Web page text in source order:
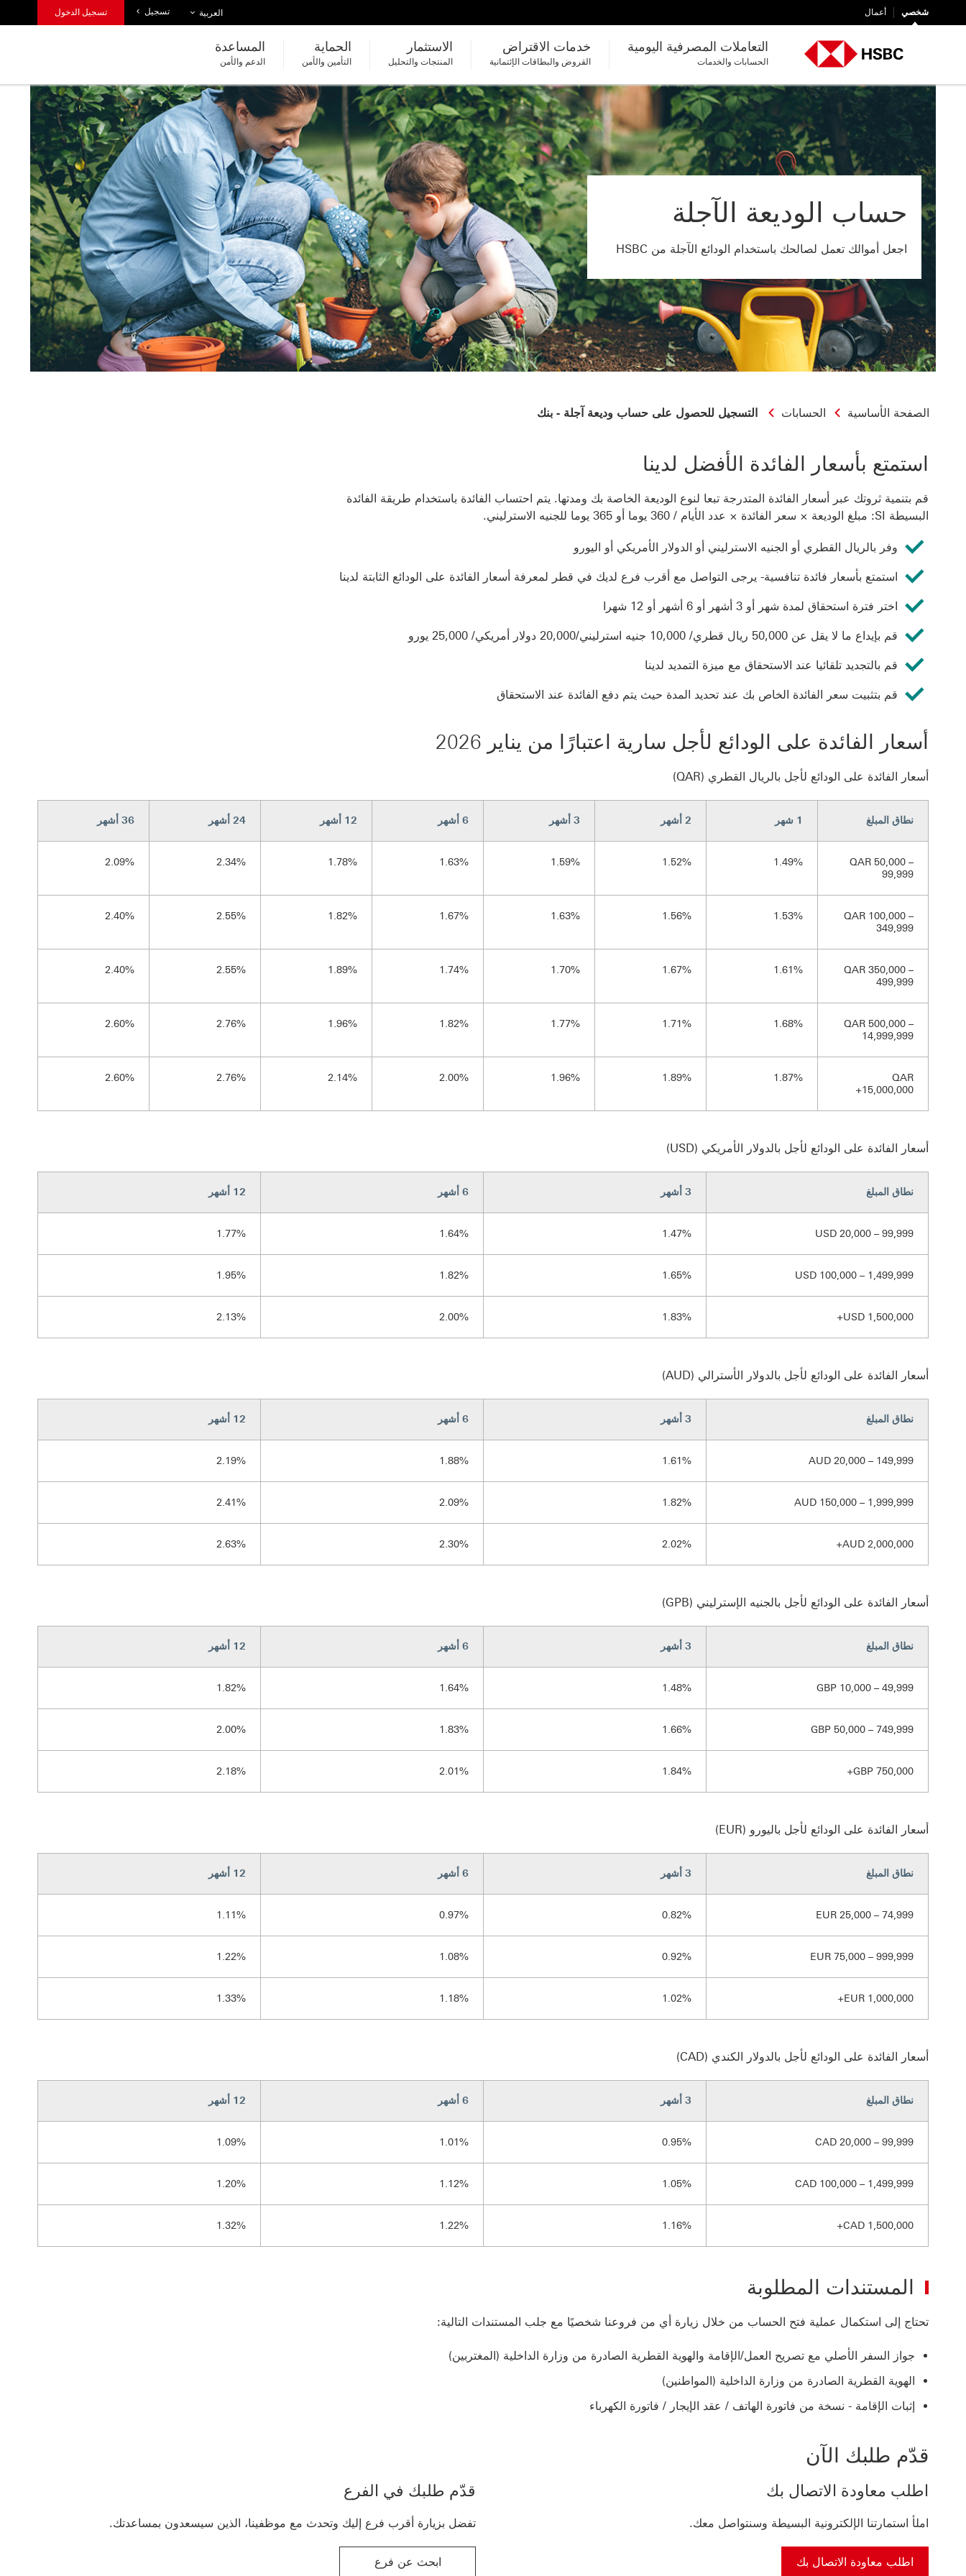
شخصي أعمال قائمة اللغات
العربية تسجيل تسجيل الدخول
التعاملات المصرفية اليومية
الحسابات والخدمات
خدمات الاقتراض
القروض والبطاقات الإئتمانية
الاستثمار
المنتجات والتحليل
الحماية
التأمين والأمن
المساعدة
الدعم والأمن
حساب الوديعة الآجلة
اجعل أموالك تعمل لصالحك باستخدام الودائع الآجلة من HSBC
الصفحة الأساسية الحسابات التسجيل للحصول على حساب وديعة آجلة - بنك
استمتع بأسعار الفائدة الأفضل لدينا
قم بتنمية ثروتك عبر أسعار الفائدة المتدرجة تبعا لنوع الوديعة الخاصة بك ومدتها. يتم احتساب الفائدة باستخدام طريقة الفائدة
البسيطة SI: مبلغ الوديعة × سعر الفائدة × عدد الأيام / 360 يوما أو 365 يوما للجنيه الاسترليني.
وفر بالريال القطري أو الجنيه الاسترليني أو الدولار الأمريكي أو اليورو
استمتع بأسعار فائدة تنافسية- يرجى التواصل مع أقرب فرع لديك في قطر لمعرفة أسعار الفائدة على الودائع الثابتة لدينا
اختر فترة استحقاق لمدة شهر أو 3 أشهر أو 6 أشهر أو 12 شهرا
قم بإيداع ما لا يقل عن 50,000 ريال قطري/ 10,000 جنيه استرليني/20,000 دولار أمريكي/ 25,000 يورو
قم بالتجديد تلقائيا عند الاستحقاق مع ميزة التمديد لدينا
قم بتثبيت سعر الفائدة الخاص بك عند تحديد المدة حيث يتم دفع الفائدة عند الاستحقاق
أسعار الفائدة على الودائع لأجل سارية اعتبارًا من يناير 2026
أسعار الفائدة على الودائع لأجل بالريال القطري (QAR)
نطاق المبلغ 1 شهر 2 أشهر 3 أشهر 6 أشهر 12 أشهر 24 أشهر 36 أشهر
QAR 50,000 –
99,999
1.49%
1.52%
1.59%
1.63%
1.78%
2.34%
2.09%
QAR 100,000 –
349,999
1.53%
1.56%
1.63%
1.67%
1.82%
2.55%
2.40%
QAR 350,000 –
499,999
1.61%
1.67%
1.70%
1.74%
1.89%
2.55%
2.40%
QAR 500,000 –
14,999,999
1.68%
1.71%
1.77%
1.82%
1.96%
2.76%
2.60%
QAR
15,000,000+
1.87%
1.89%
1.96%
2.00%
2.14%
2.76%
2.60%
أسعار الفائدة على الودائع لأجل بالدولار الأمريكي (USD)
نطاق المبلغ 3 أشهر 6 أشهر 12 أشهر
USD 20,000 – 99,999
1.47%
1.64%
1.77%
USD 100,000 – 1,499,999
1.65%
1.82%
1.95%
USD 1,500,000+
1.83%
2.00%
2.13%
أسعار الفائدة على الودائع لأجل بالدولار الأسترالي (AUD)
نطاق المبلغ 3 أشهر 6 أشهر 12 أشهر
AUD 20,000 – 149,999
1.61%
1.88%
2.19%
AUD 150,000 – 1,999,999
1.82%
2.09%
2.41%
AUD 2,000,000+
2.02%
2.30%
2.63%
أسعار الفائدة على الودائع لأجل بالجنيه الإسترليني (GPB)
نطاق المبلغ 3 أشهر 6 أشهر 12 أشهر
GBP 10,000 – 49,999
1.48%
1.64%
1.82%
GBP 50,000 – 749,999
1.66%
1.83%
2.00%
GBP 750,000+
1.84%
2.01%
2.18%
أسعار الفائدة على الودائع لأجل باليورو (EUR)
نطاق المبلغ 3 أشهر 6 أشهر 12 أشهر
EUR 25,000 – 74,999
0.82%
0.97%
1.11%
EUR 75,000 – 999,999
0.92%
1.08%
1.22%
EUR 1,000,000+
1.02%
1.18%
1.33%
أسعار الفائدة على الودائع لأجل بالدولار الكندي (CAD)
نطاق المبلغ 3 أشهر 6 أشهر 12 أشهر
CAD 20,000 – 99,999
0.95%
1.01%
1.09%
CAD 100,000 – 1,499,999
1.05%
1.12%
1.20%
CAD 1,500,000+
1.16%
1.22%
1.32%
المستندات المطلوبة
تحتاج إلى استكمال عملية فتح الحساب من خلال زيارة أي من فروعنا شخصيًا مع جلب المستندات التالية:
جواز السفر الأصلي مع تصريح العمل/الإقامة والهوية القطرية الصادرة من وزارة الداخلية (المغتربين)
الهوية القطرية الصادرة من وزارة الداخلية (المواطنين)
إثبات الإقامة - نسخة من فاتورة الهاتف / عقد الإيجار / فاتورة الكهرباء
قدّم طلبك الآن
اطلب معاودة الاتصال بك
املأ استمارتنا الإلكترونية البسيطة وسنتواصل معك.
اطلب معاودة الاتصال بك
اطلب معاودة الاتصال بك to apply for HSBC Term Deposit Account
قدّم طلبك في الفرع
تفضل بزيارة أقرب فرع إليك وتحدث مع موظفينا، الذين سيسعدون بمساعدتك.
ابحث عن فرع
ابحث عن فرع to enquire about a Term Deposit Account